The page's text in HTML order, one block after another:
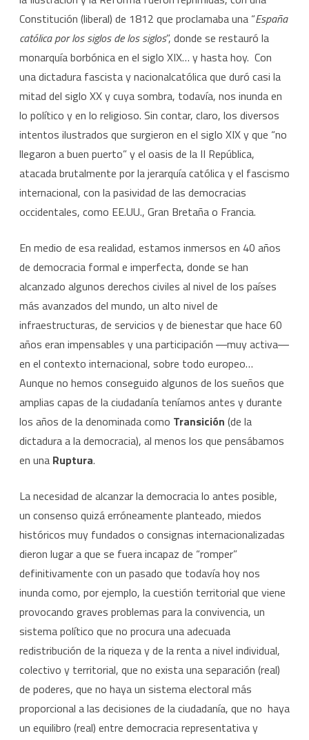
Constitución (liberal) de 1812 que proclamaba una “España
católica por los siglos de los siglos”, donde se restauró la
monarquía borbónica en el siglo XIX… y hasta hoy. Con
una dictadura fascista y nacionalcatólica que duró casi la
mitad del siglo XX y cuya sombra, todavía, nos inunda en
lo político y en lo religioso. Sin contar, claro, los diversos
intentos ilustrados que surgieron en el siglo XIX y que “no
llegaron a buen puerto” y el oasis de la II República,
atacada brutalmente por la jerarquía católica y el fascismo
internacional, con la pasividad de las democracias
occidentales, como EE.UU., Gran Bretaña o Francia.
En medio de esa realidad, estamos inmersos en 40 años
de democracia formal e imperfecta, donde se han
alcanzado algunos derechos civiles al nivel de los países
más avanzados del mundo, un alto nivel de
infraestructuras, de servicios y de bienestar que hace 60
años eran impensables y una participación ―muy activa―
en el contexto internacional, sobre todo europeo…
Aunque no hemos conseguido algunos de los sueños que
amplias capas de la ciudadanía teníamos antes y durante
los años de la denominada como Transición (de la
dictadura a la democracia), al menos los que pensábamos
en una Ruptura.
La necesidad de alcanzar la democracia lo antes posible,
un consenso quizá erróneamente planteado, miedos
históricos muy fundados o consignas internacionalizadas
dieron lugar a que se fuera incapaz de “romper”
definitivamente con un pasado que todavía hoy nos
inunda como, por ejemplo, la cuestión territorial que viene
provocando graves problemas para la convivencia, un
sistema político que no procura una adecuada
redistribución de la riqueza y de la renta a nivel individual,
colectivo y territorial, que no exista una separación (real)
de poderes, que no haya un sistema electoral más
proporcional a las decisiones de la ciudadanía, que no haya
un equilibro (real) entre democracia representativa y